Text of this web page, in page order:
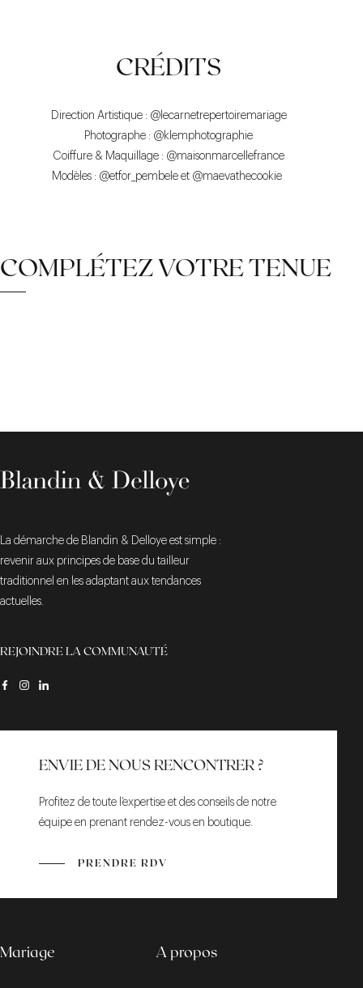
CONFORTABLE ET
RESPIRANT
UN TOMBÉ PARFAIT
DE BELLES FINITIONS,
CRÉDITS
Direction Artistique : @lecarnetrepertoiremariage
Photographe : @klemphotographie
Coiffure & Maquillage : @maisonmarcellefrance
Modèles : @etfor_pembele et @maevathecookie
COMPLÉTEZ VOTRE TENUE
La démarche de Blandin & Delloye est simple :
revenir aux principes de base du tailleur
traditionnel en les adaptant aux tendances
actuelles.
REJOINDRE LA COMMUNAUTÉ
ENVIE DE NOUS RENCONTRER ?
Profitez de toute l’expertise et des conseils de notre
équipe en prenant rendez-vous en boutique.
PRENDRE RDV
Mariage A propos